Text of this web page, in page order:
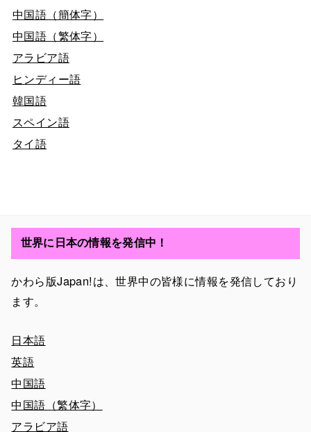
中国語（簡体字）
中国語（繁体字）
アラビア語
ヒンディー語
韓国語
スペイン語
タイ語
世界に日本の情報を発信中！
かわら版Japan!は、世界中の皆様に情報を発信しており
ます。
日本語
英語
中国語
中国語（繁体字）
アラビア語